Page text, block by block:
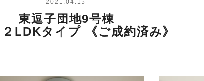
2021.04.15
東逗子団地9号棟
LDKタイプ 《ご成約済み》